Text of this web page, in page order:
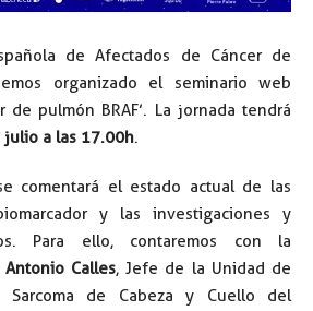
de Afectados de Cáncer de
organizado el seminario web
de pulmón BRAF’. La jornada tendrá
julio a las 17.00h.
comentará el estado actual de las
y las investigaciones y
Para ello, contaremos con la
Antonio Calles, Jefe de la Unidad de
Sarcoma de Cabeza y Cuello del